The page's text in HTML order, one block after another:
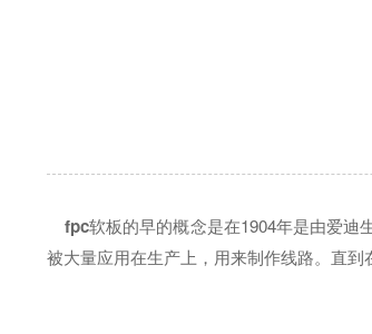
fpc软板的早的概念是在1904年是由爱迪
被大量应用在生产上，用来制作线路。直